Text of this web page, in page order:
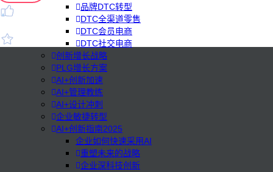
品牌DTC转型
DTC全渠道零售
DTC会员电商
DTC社交电商
创新增长战略
PLG增长方案
AI+创新加速
AI+管理教练
AI+设计冲刺
企业敏捷转型
AI+创新指南2025
企业如何快速采用AI
重塑未来的战略
企业深科技创新